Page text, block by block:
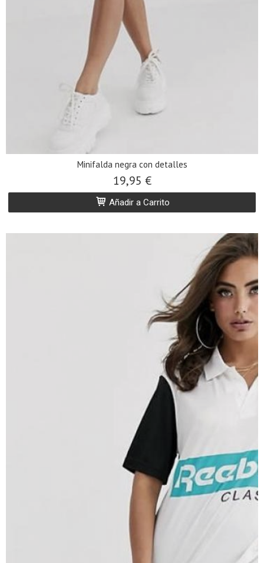
Minifalda negra con detalles
19,95 €
Añadir a Carrito